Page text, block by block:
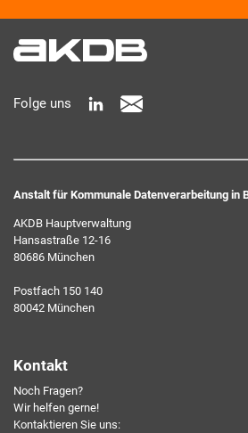
informativ und selbstverständlich
schnell und ressourcenschonend, eben
widerrufen können.
einverstanden. Detaillierte
Folge uns
Anstalt für Kommunale Datenverarbeitung in
AKDB Hauptverwaltung
Hansastraße 12-16
80686 München
Postfach 150 140
80042 München
Kontakt
Noch Fragen?
Wir helfen gerne!
Kontaktieren Sie uns: